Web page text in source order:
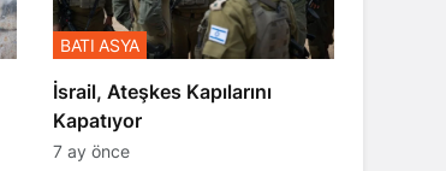
İsrail, Ateşkes Kapılarını
Kapatıyor
BATI ASYA
7 ay önce